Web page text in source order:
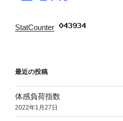
StatCounter
最近の投稿
体感負荷指数
2022年1月27日